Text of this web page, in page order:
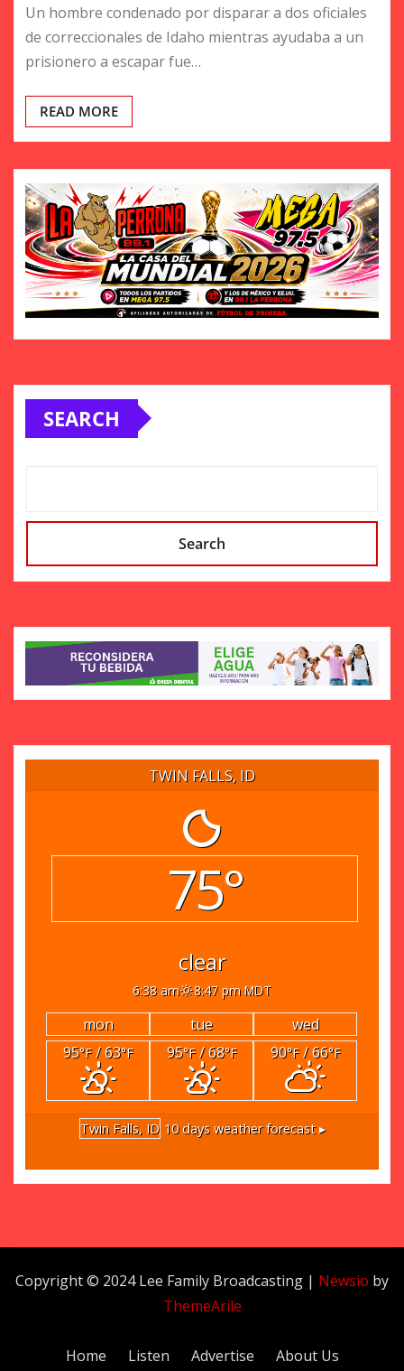
Un hombre condenado por disparar a dos oficiales
de correccionales de Idaho mientras ayudaba a un
prisionero a escapar fue…
READ MORE
SEARCH
Search
TWIN FALLS, ID
75°
clear
6:38 am 8:47 pm MDT
mon tue
wed
95°F/ 63°F 95°F/ 68°F 90°F/ 66°F
Twin Falls, ID 10 days weather forecast ▸
Copyright © 2024 Lee Family Broadcasting | Newsio by
ThemeArile
Home Listen Advertise About Us